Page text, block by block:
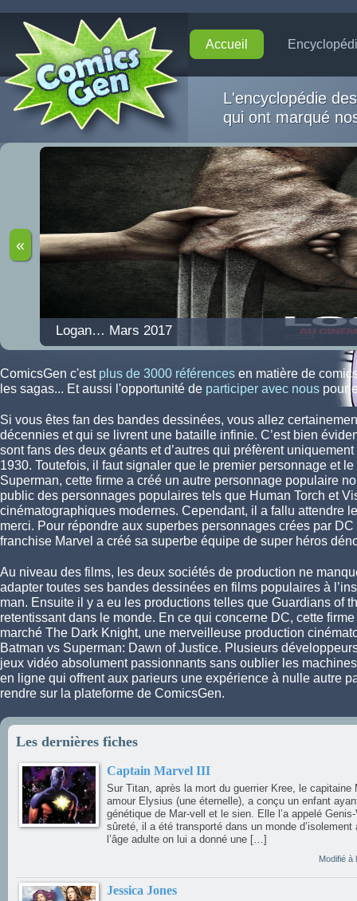
Accueil
L'encyclopédie
qui ont marqué
«
1 2 3
ComicsGen c'est plus de 3000 références en matière de
les sagas... Et aussi l'opportunité de participer avec nous pour
Si vous êtes fan des bandes dessinées, vous allez
décennies et qui se livrent une bataille infinie. C’est bien
sont fans des deux géants et d’autres qui préfèrent
1930. Toutefois, il faut signaler que le premier personnage et
Superman, cette firme a créé un autre personnage populaire
public des personnages populaires tels que Human Torch et
cinématographiques modernes. Cependant, il a fallu attendre
merci. Pour répondre aux superbes personnages crées par
franchise Marvel a créé sa superbe équipe de super héros
Au niveau des films, les deux sociétés de production ne
adapter toutes ses bandes dessinées en films populaires à
man. Ensuite il y a eu les productions telles que Guardians of
retentissant dans le monde. En ce qui concerne DC, cette
marché The Dark Knight, une merveilleuse production
Batman vs Superman: Dawn of Justice. Plusieurs
jeux vidéo absolument passionnants sans oublier les
en ligne qui offrent aux parieurs une expérience à nulle autre
rendre sur la plateforme de ComicsGen.
Les dernières fiches
Captain Marvel III
Sur Titan, après la mort du guerrier Kree, le capitaine
amour Elysius (une éternelle), a conçu un enfant
génétique de Mar-vell et le sien. Elle l’a appelé
sûreté, il a été transporté dans un monde d’isolement
l’âge adulte on lui a donné une […]
Modifié à
Jessica Jones